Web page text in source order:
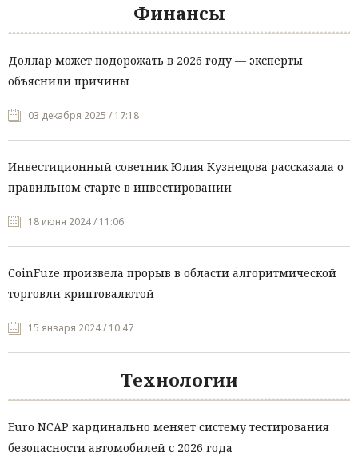
Финансы
Доллар может подорожать в 2026 году — эксперты
объяснили причины
03 декабря 2025 / 17:18
Инвестиционный советник Юлия Кузнецова рассказала о
правильном старте в инвестировании
18 июня 2024 / 11:06
CoinFuze произвела прорыв в области алгоритмической
торговли криптовалютой
15 января 2024 / 10:47
Технологии
Euro NCAP кардинально меняет систему тестирования
безопасности автомобилей с 2026 года